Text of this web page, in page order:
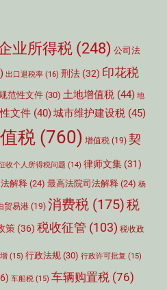
业所得税 (248) 公司法
出口退税率 (16) 刑法 (32) 印花税
范性文件 (30) 土地增值税 (44) 地
文件 (40)城市维护建设税 (45)
税 (760) 增值税 (19) 契
收个人所得税问题 (14) 律师文集 (31)
解释 (24) 最高法院司法解释 (24) 杨
贸易港 (19) 消费税 (175)税
策 (36) 税收征管 (103) 税收政
(15) 行政法规 (30) 行政许可批复 (15)
车船税 (15) 车辆购置税 (76)